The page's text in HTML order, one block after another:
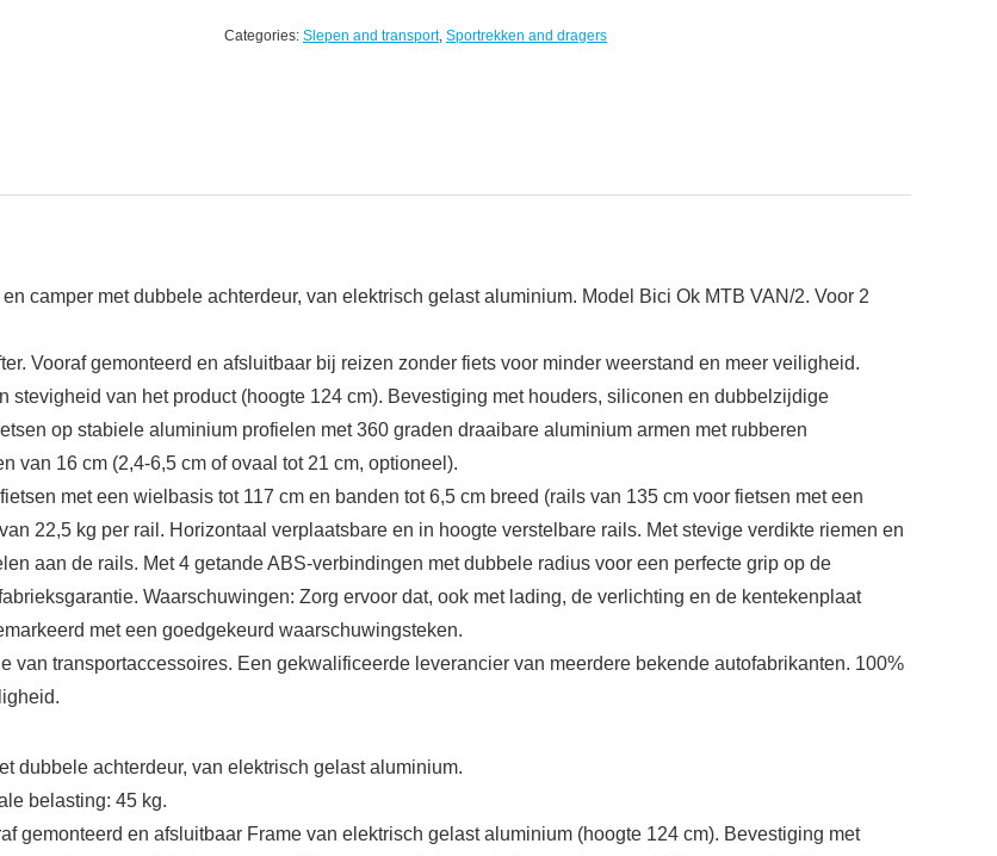
Categories: Slepen and transport, Sportrekken and dragers
camper met dubbele achterdeur, van elektrisch gelast aluminium. Model Bici Ok MTB VAN/2. Voor 2
Vooraf gemonteerd en afsluitbaar bij reizen zonder fiets voor minder weerstand en meer veiligheid.
van het product (hoogte 124 cm). Bevestiging met houders, siliconen en dubbelzijdige
op stabiele aluminium profielen met 360 graden draaibare aluminium armen met rubberen
van 16 cm (2,4-6,5 cm of ovaal tot 21 cm, optioneel).
met een wielbasis tot 117 cm en banden tot 6,5 cm breed (rails van 135 cm voor fietsen met een
22,5 kg per rail. Horizontaal verplaatsbare en in hoogte verstelbare rails. Met stevige verdikte riemen en
aan de rails. Met 4 getande ABS-verbindingen met dubbele radius voor een perfecte grip op de
Waarschuwingen: Zorg ervoor dat, ook met lading, de verlichting en de kentekenplaat
met een goedgekeurd waarschuwingsteken.
van transportaccessoires. Een gekwalificeerde leverancier van meerdere bekende autofabrikanten. 100%
dubbele achterdeur, van elektrisch gelast aluminium.
belasting: 45 kg.
gemonteerd en afsluitbaar Frame van elektrisch gelast aluminium (hoogte 124 cm). Bevestiging met